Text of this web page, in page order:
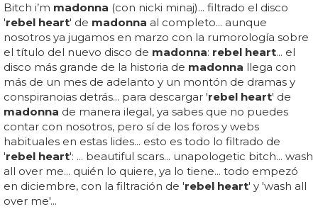
Bitch i’m madonna (con nicki minaj)... filtrado el disco
'rebel heart' de madonna al completo... aunque
nosotros ya jugamos en marzo con la rumorología sobre
el título del nuevo disco de madonna: rebel heart... el
disco más grande de la historia de madonna llega con
más de un mes de adelanto y un montón de dramas y
conspiranoias detrás... para descargar 'rebel heart' de
madonna de manera ilegal, ya sabes que no puedes
contar con nosotros, pero sí de los foros y webs
habituales en estas lides... esto es todo lo filtrado de
'rebel heart': ... beautiful scars... unapologetic bitch... wash
all over me... quién lo quiere, ya lo tiene... todo empezó
en diciembre, con la filtración de 'rebel heart' y 'wash all
over me'...